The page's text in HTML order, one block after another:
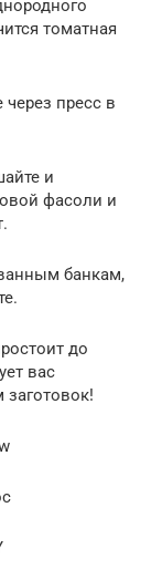
томатная
через пресс в
и
фасоли и
банкам,
до
вас